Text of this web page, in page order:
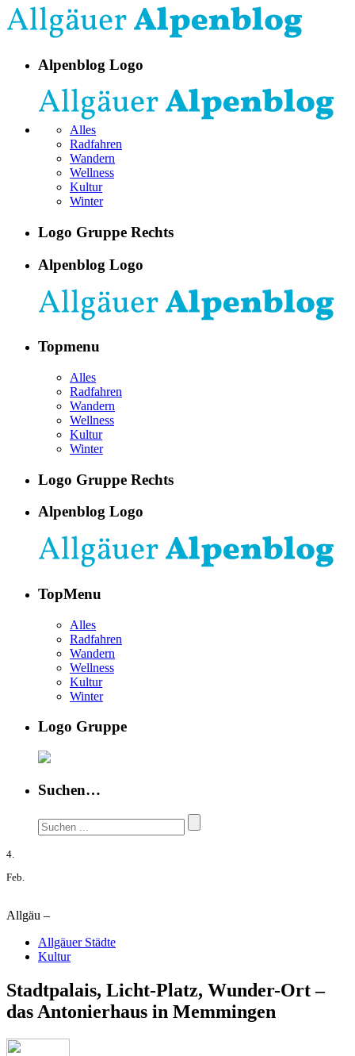
Alpenblog Logo
Alles
Radfahren
Wandern
Wellness
Kultur
Winter
Logo Gruppe Rechts
Alpenblog Logo
Topmenu
Alles
Radfahren
Wandern
Wellness
Kultur
Winter
Logo Gruppe Rechts
Alpenblog Logo
TopMenu
Alles
Radfahren
Wandern
Wellness
Kultur
Winter
Logo Gruppe
Suchen…
4.
Feb.
Allgäu –
Allgäuer Städte
Kultur
Stadtpalais, Licht-Platz, Wunder-Ort –
das Antonierhaus in Memmingen